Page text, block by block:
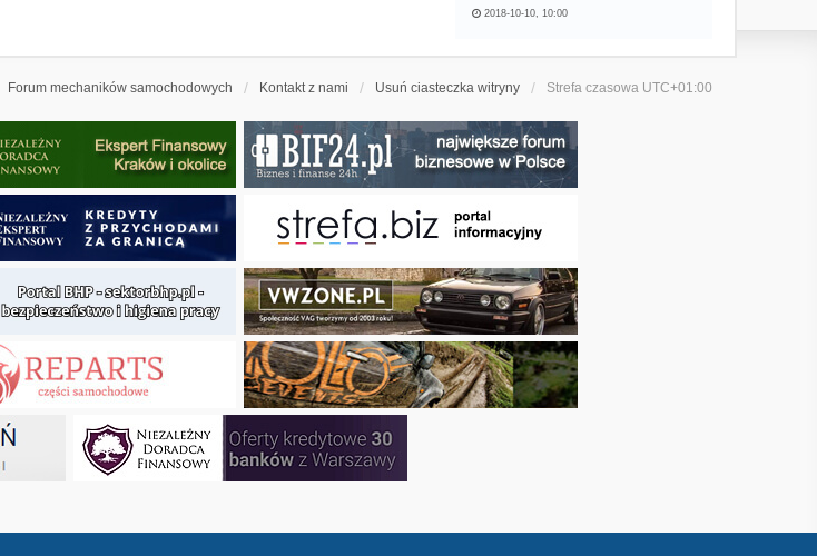
2018-10-10, 10:00
Forum mechaników samochodowych Kontakt z nami Usuń ciasteczka witryny Strefa czasowa UTC+01:00